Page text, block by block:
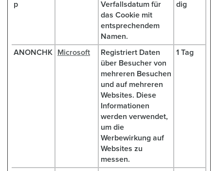
p
Verfallsdatum für
das Cookie mit
entsprechendem
Namen.
dig
ANONCHK Microsoft
Registriert Daten
über Besucher von
mehreren Besuchen
und auf mehreren
Websites. Diese
Informationen
werden verwendet,
um die
Werbewirkung auf
Websites zu
messen.
1 Tag